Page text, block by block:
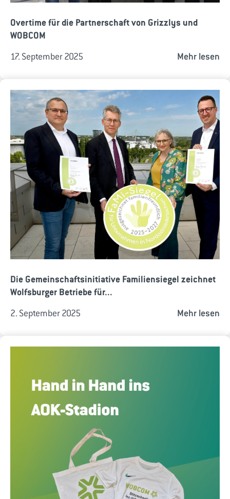
Overtime für die Partnerschaft von Grizzlys und
WOBCOM
17. September 2025 Mehr lesen
Die Gemeinschaftsinitiative Familiensiegel zeichnet
Wolfsburger Betriebe für...
2. September 2025 Mehr lesen